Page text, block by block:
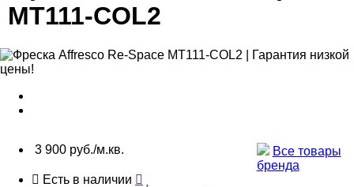
MT111-COL2
3 900 руб./м.кв.
Все товары
бренда
Есть в наличии